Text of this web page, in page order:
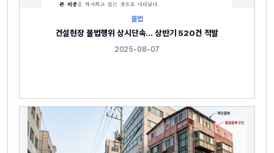
불법
건설현장 불법행위 상시단속… 상반기 520건 적발
2025-08-07